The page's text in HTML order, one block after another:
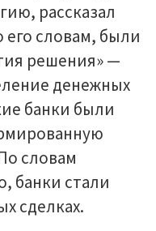
рассказал
его словам, были
решения» —
денежных
банки были
словам
банки стали
сделках.